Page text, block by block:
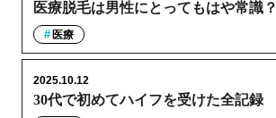
医療脱毛は男性にとってもはや常識？
医療
30代で初めてハイフを受けた全記録
2025.10.12